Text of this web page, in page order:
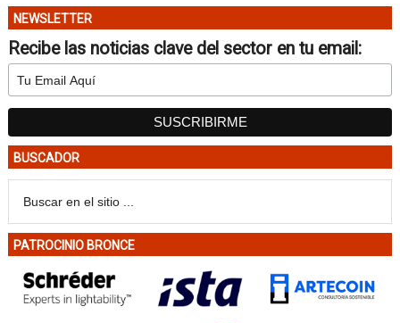
NEWSLETTER
Recibe las noticias clave del sector en tu email:
BUSCADOR
PATROCINIO BRONCE